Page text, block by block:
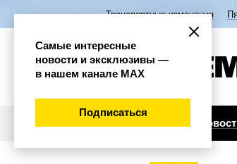
Транспортные изменения
Самые интересные
новости и эксклюзивы —
в нашем канале МАХ
Подписаться